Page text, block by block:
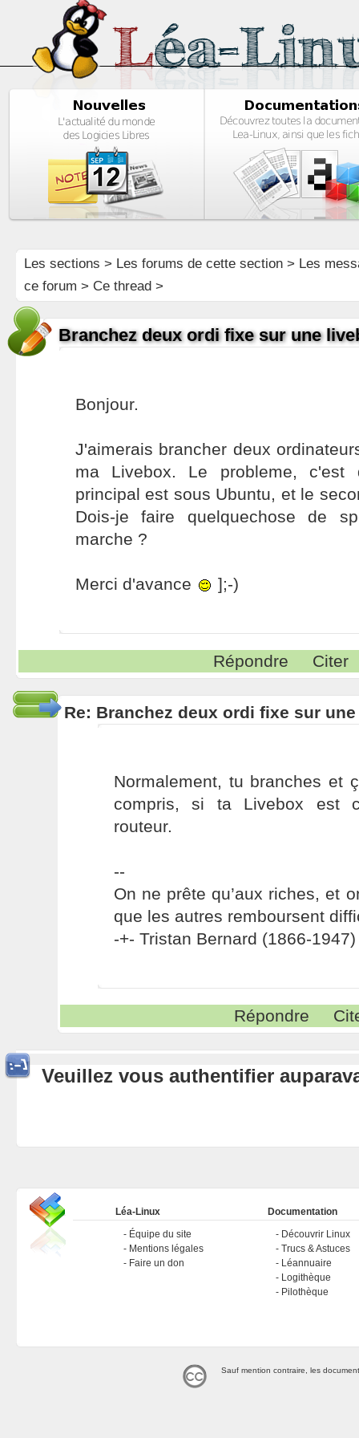
Les sections > Les forums de cette section> Les
ce forum > Ce thread >
Branchez deux ordi fixe sur une
Bonjour.
J'aimerais brancher deux
ma Livebox. Le probleme, c'est
principal est sous Ubuntu, et le
Dois-je faire quelquechose de
marche ?
Merci d'avance ];-)
Répondre Citer
Re: Branchez deux ordi fixe sur
Normalement, tu branches et
compris, si ta Livebox est
routeur.
--
On ne prête qu’aux riches, et
que les autres remboursent
-+- Tristan Bernard (1866-1947)
Répondre
Veuillez vous authentifier
Léa-Linux
Équipe du site
Mentions légales
Faire un don
Documentation
Découvrir Linux
Trucs & Astuces
Léannuaire
Logithèque
Pilothèque
Sauf mention contraire, les